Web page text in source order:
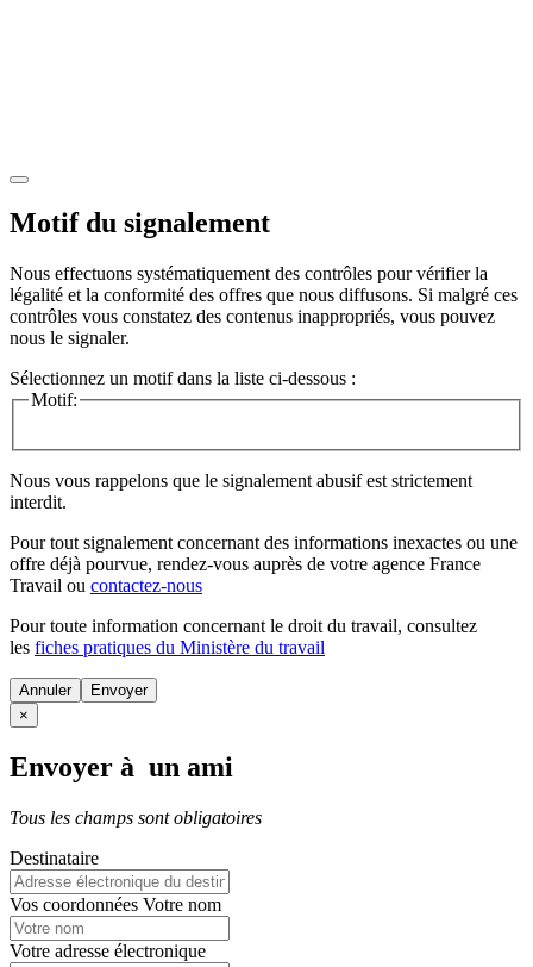
Motif du signalement
Nous effectuons systématiquement des contrôles pour vérifier la
légalité et la conformité des offres que nous diffusons. Si malgré ces
contrôles vous constatez des contenus inappropriés, vous pouvez
nous le signaler.
Sélectionnez un motif dans la liste ci-dessous :
Motif:
Nous vous rappelons que le signalement abusif est strictement
interdit.
Pour tout signalement concernant des informations inexactes ou une
offre déjà pourvue, rendez-vous auprès de votre agence France
Travail ou contactez-nous
Pour toute information concernant le droit du travail, consultez
les fiches pratiques du Ministère du travail
Annuler
×
Envoyer à un ami
Tous les champs sont obligatoires
Destinataire
Vos coordonnées Votre nom
Votre adresse électronique